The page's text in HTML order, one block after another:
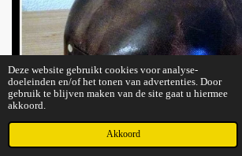
Deze website gebruikt cookies voor analyse-
doeleinden en/of het tonen van advertenties. Door
gebruik te blijven maken van de site gaat u hiermee
akkoord.
Akkoord
E-mailadres